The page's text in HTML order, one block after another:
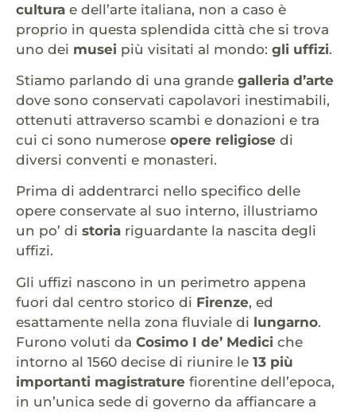
cultura e dell’arte italiana, non a caso è
proprio in questa splendida città che si trova
uno dei musei più visitati al mondo: gli uffizi.
Stiamo parlando di una grande galleria d’arte
dove sono conservati capolavori inestimabili,
ottenuti attraverso scambi e donazioni e tra
cui ci sono numerose opere religiose di
diversi conventi e monasteri.
Prima di addentrarci nello specifico delle
opere conservate al suo interno, illustriamo
un po’ di storia riguardante la nascita degli
uffizi.
Gli uffizi nascono in un perimetro appena
fuori dal centro storico di Firenze, ed
esattamente nella zona fluviale di lungarno.
Furono voluti da Cosimo I de’ Medici che
intorno al 1560 decise di riunire le 13 più
importanti magistrature fiorentine dell’epoca,
in un’unica sede di governo da affiancare a